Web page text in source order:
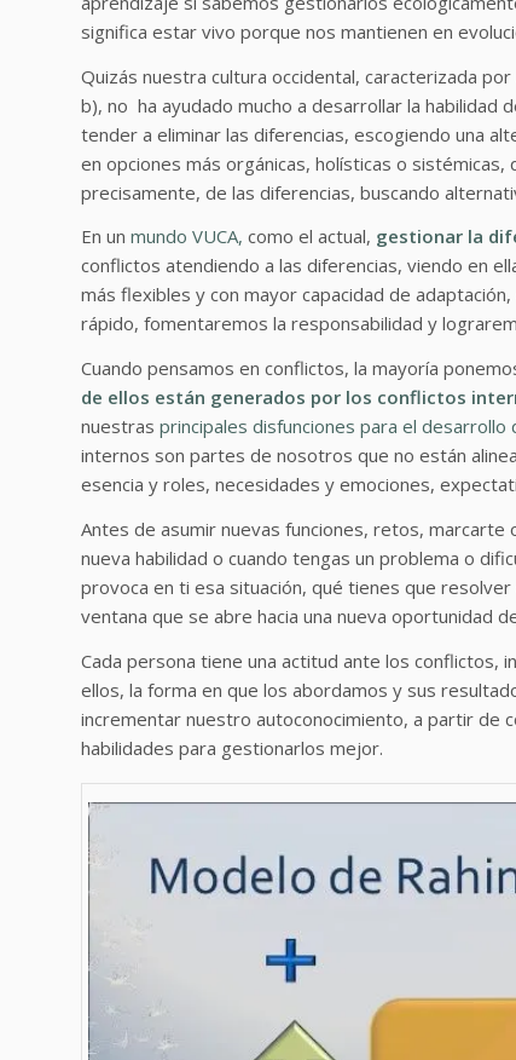
significa estar vivo porque nos mantienen en
Quizás nuestra cultura occidental, caracterizada
b), no ha ayudado mucho a desarrollar la
tender a eliminar las diferencias, escogiendo una
en opciones más orgánicas, holísticas o
precisamente, de las diferencias, buscando
En un mundo VUCA, como el actual, gestionar la
conflictos atendiendo a las diferencias, viendo en
más flexibles y con mayor capacidad de
rápido, fomentaremos la responsabilidad y
Cuando pensamos en conflictos, la mayoría
de ellos están generados por los conflictos
nuestras principales disfunciones para el
internos son partes de nosotros que no están
esencia y roles, necesidades y emociones,
Antes de asumir nuevas funciones, retos,
nueva habilidad o cuando tengas un problema o
provoca en ti esa situación, qué tienes que
ventana que se abre hacia una nueva oportunidad
Cada persona tiene una actitud ante los
ellos, la forma en que los abordamos y sus
incrementar nuestro autoconocimiento, a partir de
habilidades para gestionarlos mejor.